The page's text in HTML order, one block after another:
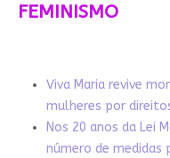
FEMINISMO
Viva Maria revive
mulheres por
Nos 20 anos da Lei
número de